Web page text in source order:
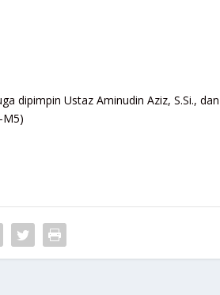
dipimpin Ustaz Aminudin Aziz, S.Si.,
M5)